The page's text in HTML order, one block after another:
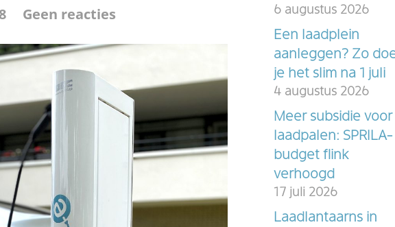
Geen reacties 6 augustus 2026
Een laadplein
aanleggen? Zo
je het slim na 1 juli
4 augustus 2026
Meer subsidie voor
laadpalen: SPRILA-
budget flink
verhoogd
17 juli 2026
Laadlantaarns in